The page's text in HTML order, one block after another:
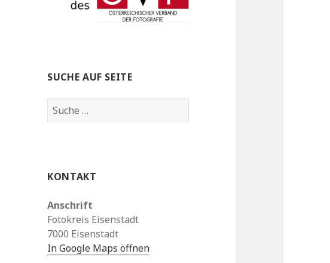
SUCHE AUF SEITE
S
u
n
c
h
:
KONTAKT
Anschrift
Fotokreis Eisenstadt
7000 Eisenstadt
In Google Maps öffnen